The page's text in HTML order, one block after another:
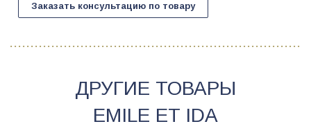
Заказать консультацию по товару
ДРУГИЕ ТОВАРЫ
EMILE ET IDA